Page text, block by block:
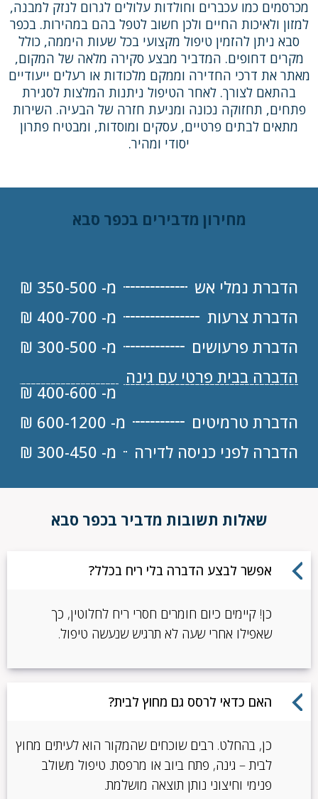
מכרסמים כמו עכברים וחולדות עלולים לגרום לנזק למבנה,
למזון ולאיכות החיים ולכן חשוב לטפל בהם במהירות. בכפר
סבא ניתן להזמין טיפול מקצועי בכל שעות היממה, כולל
מקרים דחופים. המדביר מבצע סקירה מלאה של המקום,
מאתר את דרכי החדירה וממקם מלכודות או רעלים ייעודיים
בהתאם לצורך. לאחר הטיפול ניתנות המלצות לסגירת
פתחים, תחזוקה נכונה ומניעת חזרה של הבעיה. השירות
מתאים לבתים פרטיים, עסקים ומוסדות, ומבטיח פתרון
יסודי ומהיר.
מחירון מדבירים בכפר סבא
הדברת נמלי אש
מ- 350-500 ₪
הדברת צרעות
מ- 400-700 ₪
הדברת פרעושים
מ- 300-500 ₪
הדברה בבית פרטי עם גינה
מ- 400-600 ₪
הדברת טרמיטים
מ- 600-1200 ₪
הדברה לפני כניסה לדירה
מ- 300-450 ₪
שאלות תשובות מדביר בכפר סבא
אפשר לבצע הדברה בלי ריח בכלל?
כן! קיימים כיום חומרים חסרי ריח לחלוטין, כך
שאפילו אחרי שעה לא תרגיש שנעשה טיפול.
האם כדאי לרסס גם מחוץ לבית?
כן, בהחלט. רבים שוכחים שהמקור הוא לעיתים מחוץ
לבית – גינה, פתח ביוב או מרפסת. טיפול משולב
פנימי וחיצוני נותן תוצאה מושלמת.